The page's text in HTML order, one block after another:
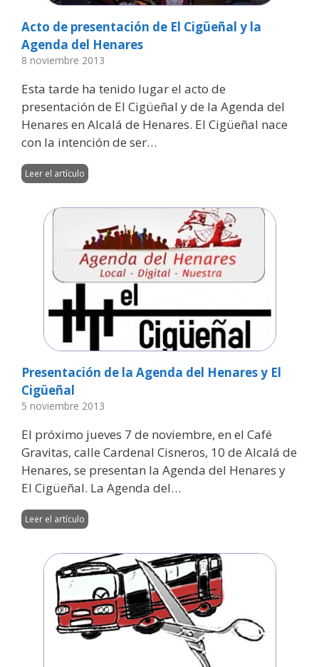
Acto de presentación de El Cigüeñal y la
Agenda del Henares
8 noviembre 2013
Esta tarde ha tenido lugar el acto de
presentación de El Cigüeñal y de la Agenda del
Henares en Alcalá de Henares. El Cigüeñal nace
con la intención de ser…
Leer el artículo
Presentación de la Agenda del Henares y El
Cigüeñal
5 noviembre 2013
El próximo jueves 7 de noviembre, en el Café
Gravitas, calle Cardenal Cisneros, 10 de Alcalá de
Henares, se presentan la Agenda del Henares y
El Cigüeñal. La Agenda del…
Leer el artículo